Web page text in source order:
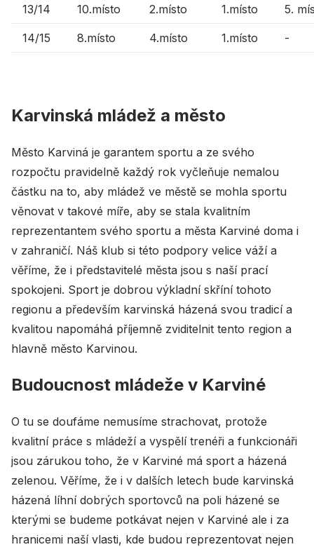
13/14 10.místo 2.místo 1.místo 5.
14/15 8.místo 4.místo 1.místo -
Karvinská mládež a město
Město Karviná je garantem sportu a ze svého
rozpočtu pravidelně každý rok vyčleňuje nemalou
částku na to, aby mládež ve městě se mohla sportu
věnovat v takové míře, aby se stala kvalitním
reprezentantem svého sportu a města Karviné doma i
v zahraničí. Náš klub si této podpory velice váží a
věříme, že i představitelé města jsou s naší prací
spokojeni. Sport je dobrou výkladní skříní tohoto
regionu a především karvinská házená svou tradicí a
kvalitou napomáhá příjemně zviditelnit tento region a
hlavně město Karvinou.
Budoucnost mládeže v Karviné
O tu se doufáme nemusíme strachovat, protože
kvalitní práce s mládeží a vyspělí trenéři a funkcionáři
jsou zárukou toho, že v Karviné má sport a házená
zelenou. Věříme, že i v dalších letech bude karvinská
házená líhní dobrých sportovců na poli házené se
kterými se budeme potkávat nejen v Karviné ale i za
hranicemi naší vlasti, kde budou reprezentovat nejen